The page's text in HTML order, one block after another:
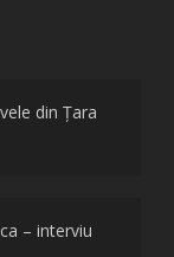
din Țara
– interviu